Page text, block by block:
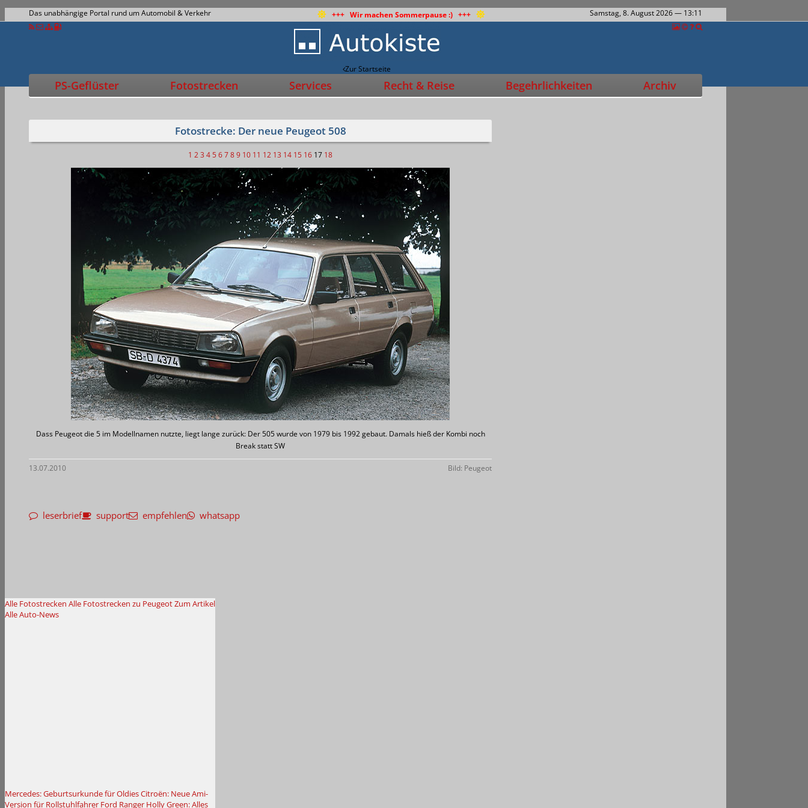
Das unabhängige Portal rund um Automobil & Verkehr +++ Wir machen Sommerpause :) +++ Samstag, 8. August 2026— 13:11
Zur Startseite
PS-Geflüster Fotostrecken Services Recht & Reise Begehrlichkeiten Archiv
Fotostrecke: Der neue Peugeot 508
1 23 4 56789 10 11 12 13 14 15 16 17 18
Dass Peugeot die 5 im Modellnamen nutzte, liegt lange zurück: Der 505 wurde von 1979 bis 1992 gebaut. Damals hieß der Kombi noch
Break statt SW
13.07.2010 Bild: Peugeot
leserbrief support empfehlen whatsapp
Alle Fotostrecken Alle Fotostrecken zu PeugeotZum Artikel
Alle Auto-News
Mercedes: Geburtsurkunde für OldiesCitroën: Neue Ami-
Version für Rollstuhlfahrer Ford Ranger Holly Green: Alles